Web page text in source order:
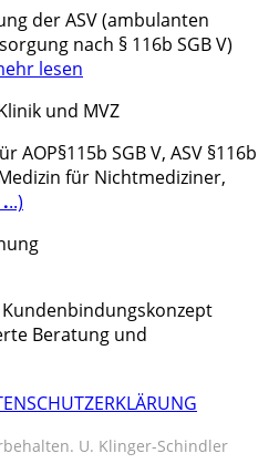
derASV (ambulanten
nach § 116b SGB V)
lesen
und MVZ
AOP§115b SGB V, ASV §116b
für Nichtmediziner,
..)
Beratung und
U. Klinger-Schindler